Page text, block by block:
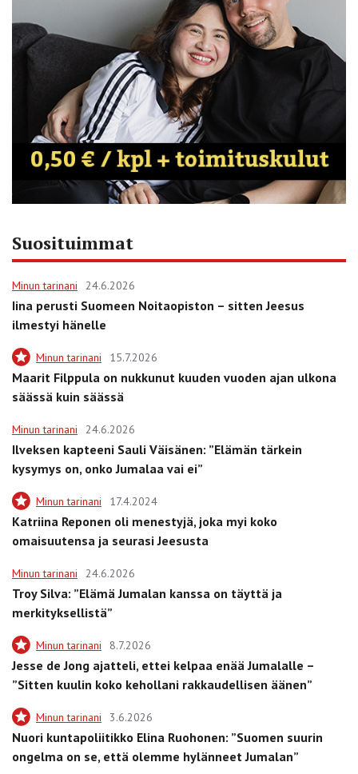
Suosituimmat
Minun tarinani 24.6.2026
Iina perusti Suomeen Noitaopiston – sitten Jeesus
ilmestyi hänelle
Minun tarinani 15.7.2026
Maarit Filppula on nukkunut kuuden vuoden ajan ulkona
säässä kuin säässä
Minun tarinani 24.6.2026
Ilveksen kapteeni Sauli Väisänen: ”Elämän tärkein
kysymys on, onko Jumalaa vai ei”
Minun tarinani 17.4.2024
Katriina Reponen oli menestyjä, joka myi koko
omaisuutensa ja seurasi Jeesusta
Minun tarinani 24.6.2026
Troy Silva: ”Elämä Jumalan kanssa on täyttä ja
merkityksellistä”
Minun tarinani 8.7.2026
Jesse de Jong ajatteli, ettei kelpaa enää Jumalalle –
”Sitten kuulin koko kehollani rakkaudellisen äänen”
Minun tarinani 3.6.2026
Nuori kuntapoliitikko Elina Ruohonen: ”Suomen suurin
ongelma on se, että olemme hylänneet Jumalan”